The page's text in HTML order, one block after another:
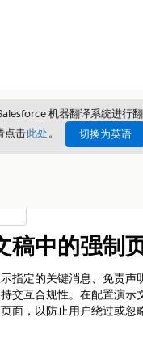
机器翻译系统进行
点击此处。 切换为英语
稿中的强制
指定的关键消息、免责声
交互合规性。在配置演示
面，以防止用户绕过或忽